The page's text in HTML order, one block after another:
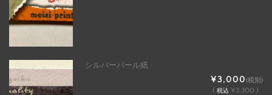
シルバーパール紙
¥3,000(税別)
( 税込 ¥3,300 )